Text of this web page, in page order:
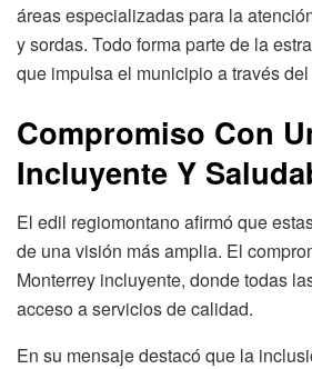
áreas especializadas para la
y sordas. Todo forma parte de la
que impulsa el municipio a través del
Compromiso Con
Incluyente Y
El edil regiomontano afirmó que
de una visión más amplia. El
Monterrey incluyente, donde todas
acceso a servicios de calidad.
En su mensaje destacó que la